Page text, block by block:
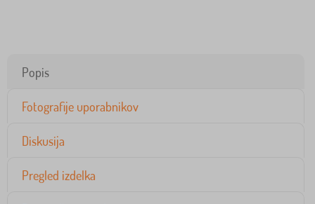
Popis
Fotografije uporabnikov
Diskusija
Pregled izdelka